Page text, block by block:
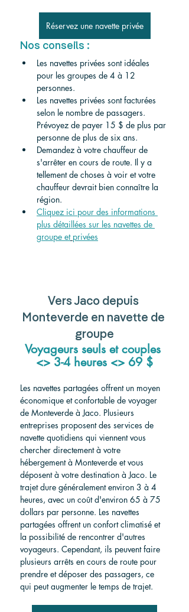
Réservez une navette privée
Nos conseils :
Les navettes privées sont idéales
pour les groupes de 4 à 12
personnes.
Les navettes privées sont facturées
selon le nombre de passagers.
Prévoyez de payer 15 $ de plus par
personne de plus de six ans.
Demandez à votre chauffeur de
s'arrêter en cours de route. Il y a
tellement de choses à voir et votre
chauffeur devrait bien connaître la
région.
Cliquez ici pour des informations
plus détaillées sur les navettes de
groupe et privées
Vers Jaco depuis
Monteverde en navette de
groupe
Voyageurs seuls et couples
<> 3-4 heures <> 69 $
Les navettes partagées offrent un moyen
économique et confortable de voyager
de Monteverde à Jaco. Plusieurs
entreprises proposent des services de
navette quotidiens qui viennent vous
chercher directement à votre
hébergement à Monteverde et vous
déposent à votre destination à Jaco. Le
trajet dure généralement environ 3 à 4
heures, avec un coût d'environ 65 à 75
dollars par personne. Les navettes
partagées offrent un confort climatisé et
la possibilité de rencontrer d'autres
voyageurs. Cependant, ils peuvent faire
plusieurs arrêts en cours de route pour
prendre et déposer des passagers, ce
qui peut augmenter le temps de trajet.